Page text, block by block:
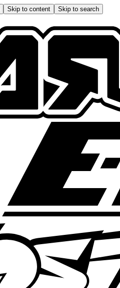
Skip to content Skip to search